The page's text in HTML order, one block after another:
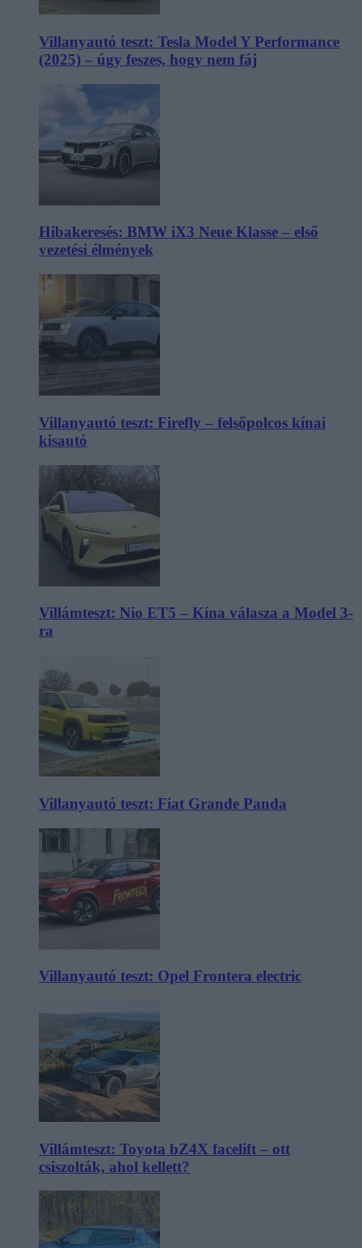
Villanyautó teszt: Tesla Model Y Performance
(2025) – úgy feszes, hogy nem fáj
Hibakeresés: BMW iX3 Neue Klasse – első
vezetési élmények
Villanyautó teszt: Firefly – felsőpolcos kínai
kisautó
Villámteszt: Nio ET5 – Kína válasza a Model 3-
ra
Villanyautó teszt: Fiat Grande Panda
Villanyautó teszt: Opel Frontera electric
Villámteszt: Toyota bZ4X facelift – ott
csiszolták, ahol kellett?